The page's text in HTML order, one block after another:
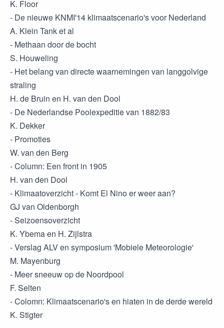
K. Floor
- De nieuwe KNMI'14 klimaatscenario's voor Nederland
A. Klein Tank et al
- Methaan door de bocht
S. Houweling
- Het belang van directe waarnemingen van langgolvige
straling
H. de Bruin en H. van den Dool
- De Nederlandse Poolexpeditie van 1882/83
K. Dekker
- Promoties
W. van den Berg
- Column: Een front in 1905
H. van den Dool
- Klimaatoverzicht - Komt El Nino er weer aan?
GJ van Oldenborgh
- Seizoensoverzicht
K. Ybema en H. Zijlstra
- Verslag ALV en symposium 'Mobiele Meteorologie'
M. Mayenburg
- Meer sneeuw op de Noordpool
F. Selten
- Colomn: Klimaatscenario's en hiaten in de derde wereld
K. Stigter